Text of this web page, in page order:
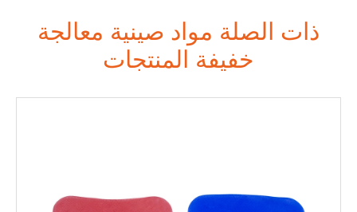
ذات الصلة مواد صينية معالجة
خفيفة المنتجات